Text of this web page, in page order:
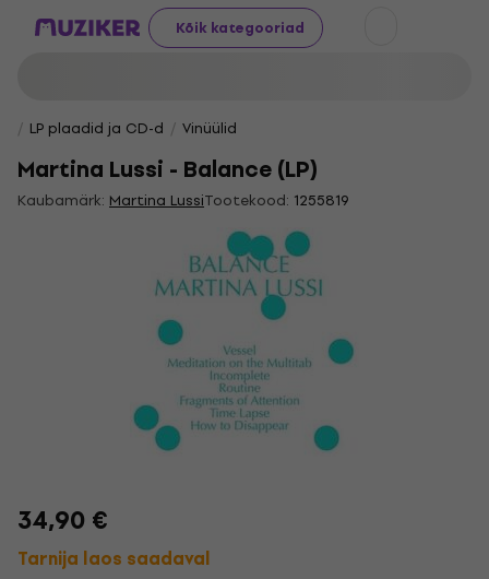
Kõik kategooriad
LP plaadid ja CD-d Vinüülid
Martina Lussi - Balance (LP)
Kaubamärk: Martina LussiTootekood: 1255819
34,90 €
Tarnija laos saadaval